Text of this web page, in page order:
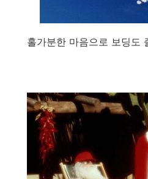
홀가분한 마음으로 보딩도